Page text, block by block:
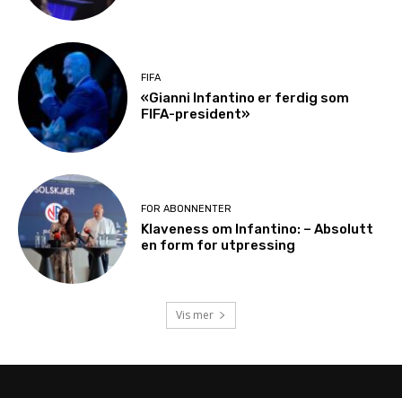
FIFA
«Gianni Infantino er ferdig som
FIFA-president»
FOR ABONNENTER
Klaveness om Infantino: – Absolutt
en form for utpressing
Vis mer